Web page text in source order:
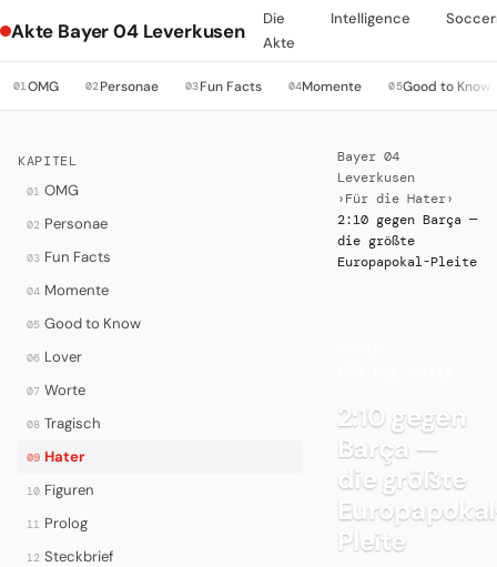
Akte Bayer 04 Leverkusen
Die
Akte
Intelligence
01OMG 02Personae 03Fun Facts 04Momente 05Good to Know
KAPITEL
01 OMG
02 Personae
03 Fun Facts
04 Momente
05 Good to Know
06 Lover
07 Worte
08 Tragisch
09 Hater
10 Figuren
11 Prolog
12 Steckbrief
Bayer 04
Leverkusen
› Für die Hater›
2:10 gegen Barça —
die größte
Europapokal-Pleite
2:10 gegen
Barça —
die größte
Pleite